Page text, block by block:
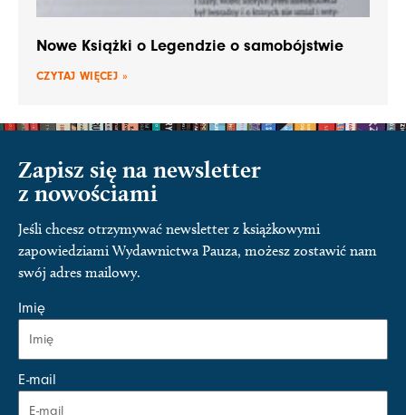
Nowe Książki o Legendzie o samobójstwie
CZYTAJ WIĘCEJ »
Zapisz się na newsletter
z nowościami
Jeśli chcesz otrzymywać newsletter z książkowymi
zapowiedziami Wydawnictwa Pauza, możesz zostawić nam
swój adres mailowy.
Imię
E-mail